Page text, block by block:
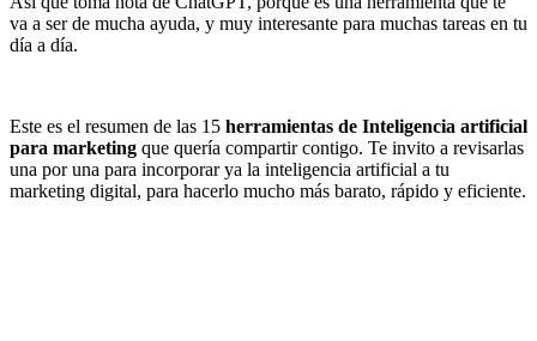
va a ser de mucha ayuda, y muy interesante para muchas tareas en tu
día a día.
Este es el resumen de las 15 herramientas de Inteligencia artificial
para marketing que quería compartir contigo. Te invito a revisarlas
una por una para incorporar ya la inteligencia artificial a tu
marketing digital, para hacerlo mucho más barato, rápido y eficiente.